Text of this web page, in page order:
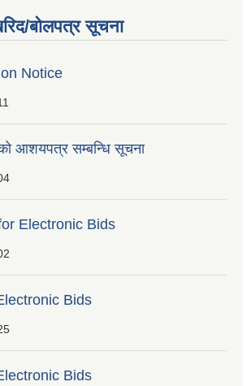
बोलपत्र सूचना
Notice
आशयपत्र सम्बन्धि सूचना
Electronic Bids
Bids
Bids